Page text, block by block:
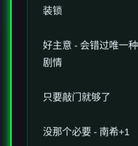
装锁
好主意 - 会错过唯一
剧情
只要敲门就够了
没那个必要 - 南希+1